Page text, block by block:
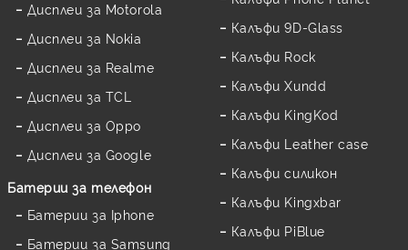
Дисплеи за Motorola
Дисплеи за Nokia
Дисплеи за Realme
Дисплеи за TCL
Дисплеи за Oppo
Дисплеи за Google
Батерии за телефон
Батерии за Iphone
Батерии за Samsung
Калъфи 9D-Glass
Калъфи Rock
Калъфи Xundd
Калъфи KingKod
Калъфи Leather case
Калъфи силикон
Калъфи Kingxbar
Калъфи PiBlue